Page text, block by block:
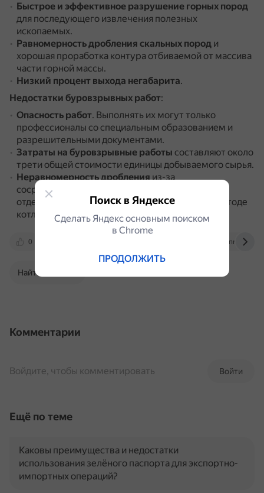
Быстрое и эффективное разрушение горных пород
для последующего извлечения полезных
ископаемых.
Равномерность дробления скальных пород и
хорошая проработка контура отбиваемой от массива
части горной массы.
Низкий процент выхода негабарита.
Недостатки буровзрывных работ:
Опасность работ. Выполнять их могут только
профессионалы со специальным образованием и
разрешительными документами.
Затраты на буровзрывные работы составляют около
трети общей стоимости единицы добываемого сырья.
Неравномерность дробленияиз-за
сосредоточенности взрывчатых веществ в
отдельных участках массива (например, при методе
котловых зарядов).
0 www.nrdor.ru
Найти в Поиске
Комментарии
Войти
Войдите, чтобы комментировать
Ещё по теме
Каковы преимущества и недостатки
использования зелёного паспорта для экспортно-
импортных операций?
Поиск в Яндексе
Сделать Яндекс основным поиском
в Сhrome
ПРОДОЛЖИТЬ